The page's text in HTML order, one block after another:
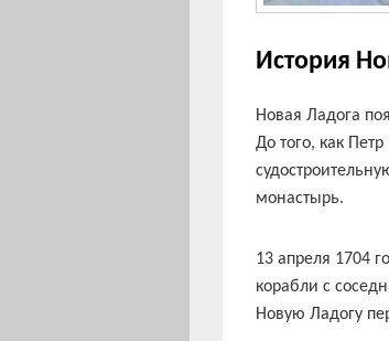
История
Новая Ладога
До того, как
монастырь.
13 апреля 1704
корабли с
Новую Ладогу